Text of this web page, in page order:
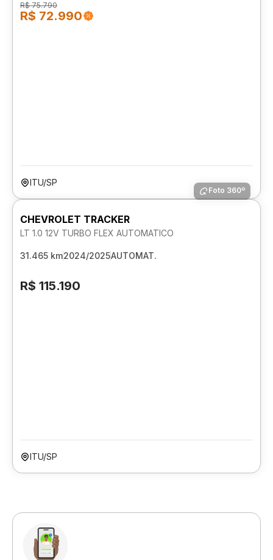
R$ 75.790
R$ 72.990
ITU/SP
Foto 360º
CHEVROLET TRACKER
LT 1.0 12V TURBO FLEX AUTOMATICO
31.465 km2024/2025AUTOMAT.
R$ 115.190
ITU/SP